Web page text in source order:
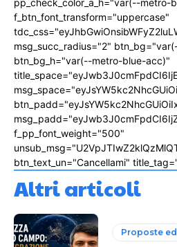
pp_check_color_a_h="var(--metro-
f_btn_font_transform="uppercase"
msg_succ_radius="2"
btn_bg_h="var(--metro-blue-acc)"
f_pp_font_weight="500"
btn_text_un="Cancellami"
Altri articoli
Proposte